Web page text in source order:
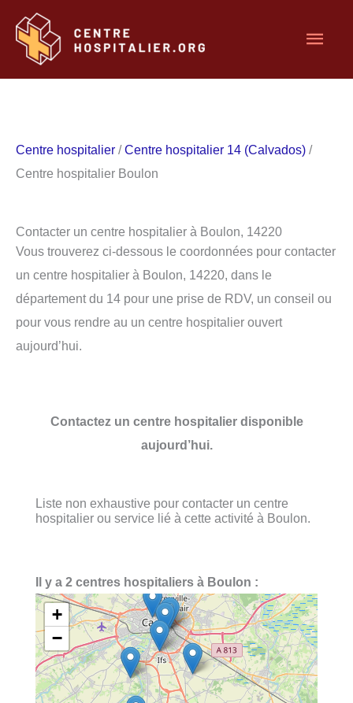
contenu
Centre hospitalier /Centre hospitalier 14 (Calvados) /
Centre hospitalier Boulon
Contacter un centre hospitalier à Boulon, 14220
Vous trouverez ci-dessous le coordonnées pour contacter
un centre hospitalier à Boulon, 14220, dans le
département du 14 pour une prise de RDV, un conseil ou
pour vous rendre au un centre hospitalier ouvert
aujourd’hui.
Contactez un centre hospitalier disponible
aujourd’hui.
Liste non exhaustive pour contacter un centre
hospitalier ou service lié à cette activité à Boulon.
Il y a 2 centres hospitaliers à Boulon :
+
−